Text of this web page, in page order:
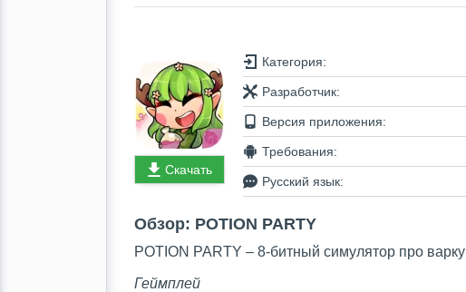
Скачать
Категория:
Разработчик:
Версия приложения:
Требования:
Русский язык:
Обзор: POTION PARTY
POTION PARTY – 8-битный симулятор про
Геймплей